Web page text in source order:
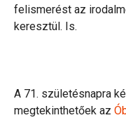
felismerést az
keresztül. Is.
A 71. születésnapra
megtekinthetőek az